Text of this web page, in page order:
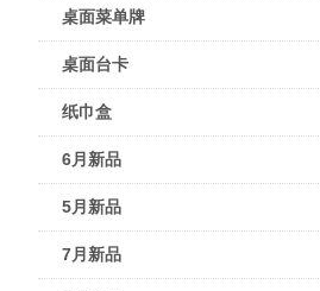
桌面菜单牌
桌面台卡
纸巾盒
6月新品
5月新品
7月新品